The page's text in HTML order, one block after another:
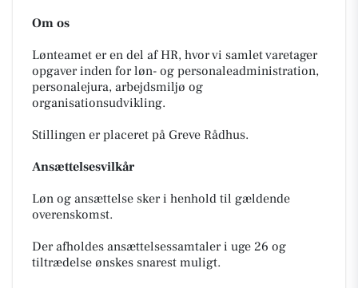
Om os
Lønteamet er en del af HR, hvor vi samlet varetager
opgaver inden for løn- og personaleadministration,
personalejura, arbejdsmiljø og
organisationsudvikling.
Stillingen er placeret på Greve Rådhus.
Ansættelsesvilkår
Løn og ansættelse sker i henhold til gældende
overenskomst.
Der afholdes ansættelsessamtaler i uge 26 og
tiltrædelse ønskes snarest muligt.